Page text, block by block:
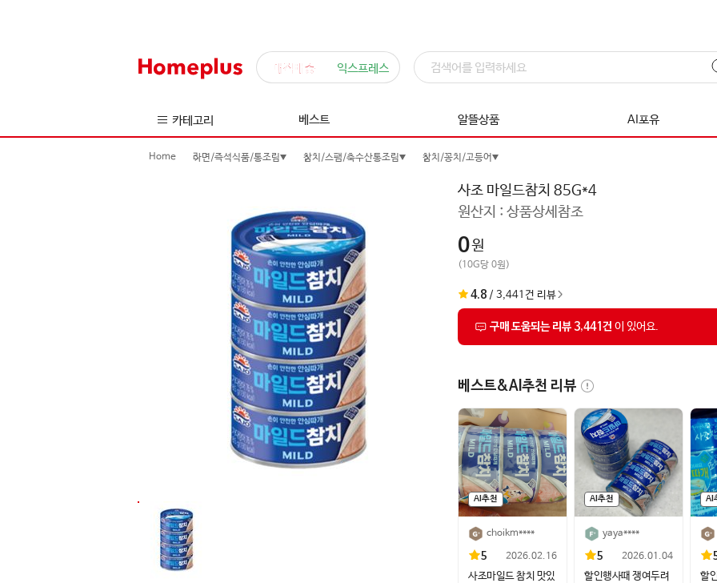
매직배송 익스프레스
카테고리 베스트 알뜰상품 AI포유
Home 라면/즉석식품/통조림 참치/스팸/축수산통조림 참치/꽁치/고등어
사조 마일드참치 85G*4
원산지 : 상품상세참조
0원
(10G당 0원)
4.8 / 3,441 건 리뷰
구매 도움되는 리뷰 3,441건 이 있어요.
베스트&AI추천 리뷰
AI추천
choikm****
5 2026.02.16
사조마일드 참치 맛있
AI추천
yaya****
5 2026.01.04
할인행사때 쟁여두려
AI
할